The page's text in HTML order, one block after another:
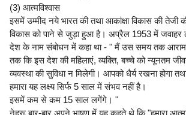
(3) आत्मविश्वास
इसमें उम्मीद नये भारत की तथा आकांक्षा विकास की तेजी
विकास को पाने से जुड़ा हुआ है। अप्रैल 1953 में
देश के नाम संबोधन में कहा था - " मैं उस समय तक
तक कि इस देश की महिलाएं, व्यक्ति, बच्चे को न्यूनतम
व्यवस्था की सुविधा न मिलेगी। आपको धैर्य रखना होगा
हमारा यह लक्ष्य सिर्फ 5 साल में संभव नहीं है।
इसमें कम से कम 15 साल लगेंगे। "
नेहरू बार-बार अपने भाषण में यह कहते थे कि "हमारा